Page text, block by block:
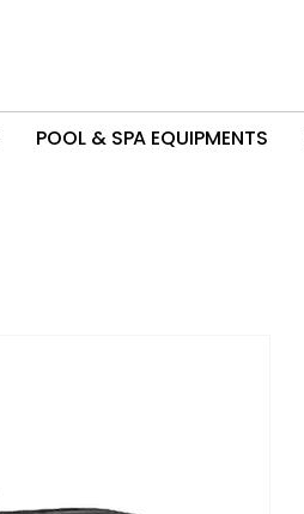
POOL & SPA EQUIPMENTS